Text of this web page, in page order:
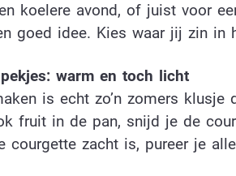
koelere avond, of juist voor
goed idee. Kies waar jij zin in
warm en toch licht
is echt zo’n zomers
fruit in de pan, snijd je de
courgette zacht is, pureer je